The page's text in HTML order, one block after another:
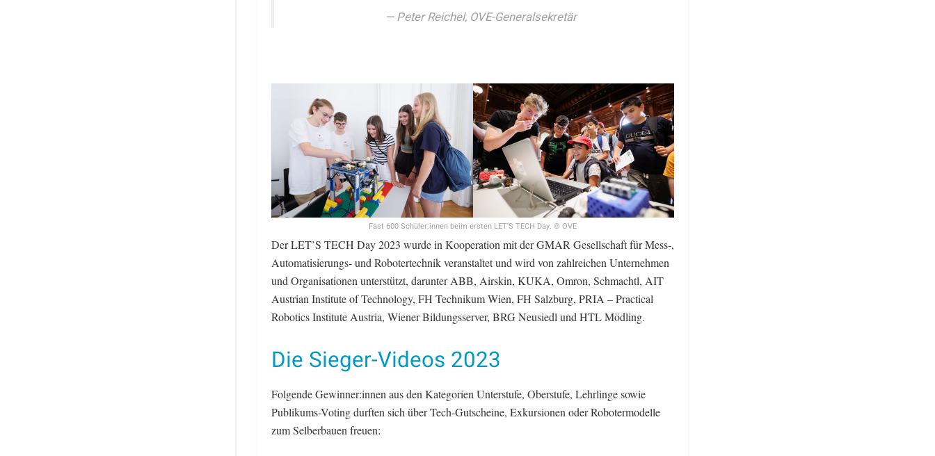
Peter Reichel, OVE-Generalsekretär
Fast 600 Schüler:innen beim ersten LET’S TECH Day. © OVE
Der LET’S TECH Day 2023 wurde in Kooperation mit der GMAR Gesellschaft für Mess-,
Automatisierungs- und Robotertechnik veranstaltet und wird von zahlreichen Unternehmen
und Organisationen unterstützt, darunter ABB, Airskin, KUKA, Omron, Schmachtl, AIT
Austrian Institute of Technology, FH Technikum Wien, FH Salzburg, PRIA – Practical
Robotics Institute Austria, Wiener Bildungsserver, BRG Neusiedl und HTL Mödling.
Die Sieger-Videos 2023
Folgende Gewinner:innen aus den Kategorien Unterstufe, Oberstufe, Lehrlinge sowie
Publikums-Voting durften sich über Tech-Gutscheine, Exkursionen oder Robotermodelle
zum Selberbauen freuen: